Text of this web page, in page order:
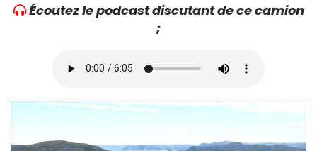
Écoutez le podcast discutant de ce camion
;